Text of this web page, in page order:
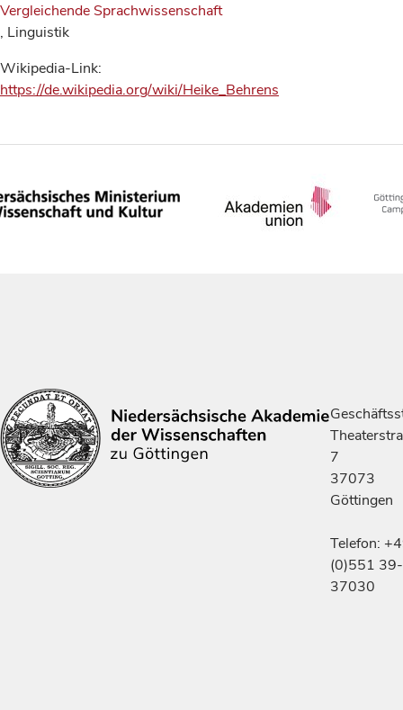
Vergleichende Sprachwissenschaft
, Linguistik
Wikipedia-Link:
https://de.wikipedia.org/wiki/Heike_Behrens
7
37073
Göttingen
Telefon:
(0)551 39-
37030